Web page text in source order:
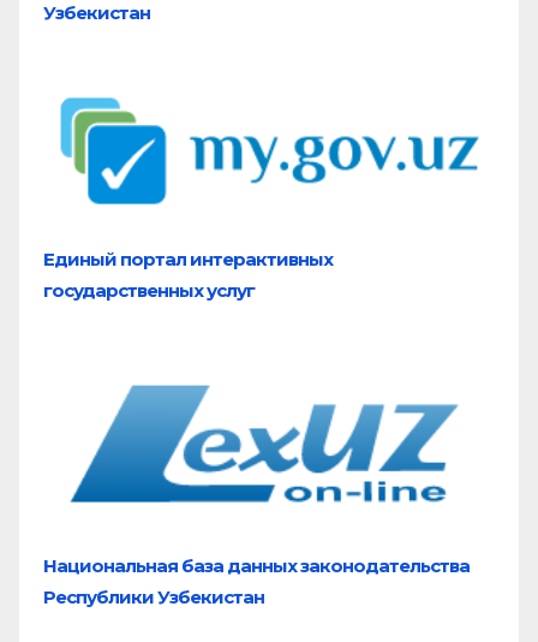
Узбекистан
Единый портал интерактивных
государственных услуг
Национальная база данных законодательства
Республики Узбекистан